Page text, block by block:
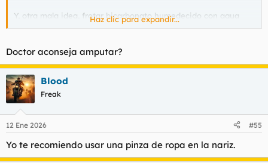
Y, otra mala idea, frotar bicarbonato humedecido con agua
alrededor del glande, te puede hacer un peeling fantástico!
Todos estos sistemas pueden generar irritación y picor, pero no
creo que se te caiga la pisha
Haz clic para expandir...
Doctor aconseja amputar?
Blood
Freak
12 Ene 2026 #55
Yo te recomiendo usar una pinza de ropa en la nariz.